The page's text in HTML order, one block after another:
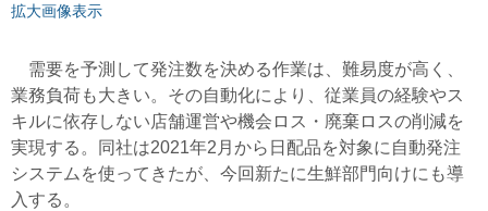
拡大画像表示
需要を予測して発注数を決める作業は、難易度が高く、
業務負荷も大きい。その自動化により、従業員の経験やス
キルに依存しない店舗運営や機会ロス・廃棄ロスの削減を
実現する。同社は2021年2月から日配品を対象に自動発注
システムを使ってきたが、今回新たに生鮮部門向けにも導
入する。